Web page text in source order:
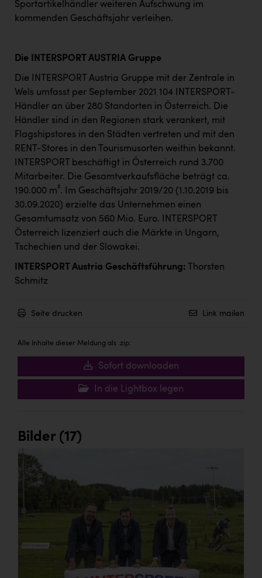
Sportartikelhändler weiteren Aufschwung im
kommenden Geschäftsjahr verleihen.
Die INTERSPORT AUSTRIA Gruppe
Die INTERSPORT Austria Gruppe mit der Zentrale in
Wels umfasst per September 2021 104 INTERSPORT-
Händler an über 280 Standorten in Österreich. Die
Händler sind in den Regionen stark verankert, mit
Flagshipstores in den Städten vertreten und mit den
RENT-Stores in den Tourismusorten weithin bekannt.
INTERSPORT beschäftigt in Österreich rund 3.700
Mitarbeiter. Die Gesamtverkaufsfläche beträgt ca.
190.000 m². Im Geschäftsjahr 2019/20 (1.10.2019 bis
30.09.2020) erzielte das Unternehmen einen
Gesamtumsatz von 560 Mio. Euro. INTERSPORT
Österreich lizenziert auch die Märkte in Ungarn,
Tschechien und der Slowakei.
INTERSPORT Austria Geschäftsführung: Thorsten
Schmitz
Seite drucken Link mailen
Alle Inhalte dieser Meldung als .zip:
Sofort downloaden
In die Lightbox legen
Bilder (17)